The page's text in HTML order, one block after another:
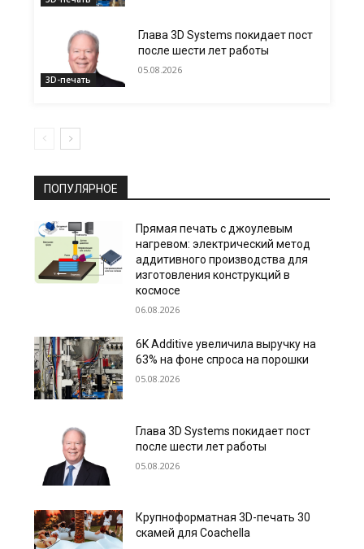
3D-печать
Глава 3D Systems покидает пост
после шести лет работы
05.08.2026
ПОПУЛЯРНОЕ
Прямая печать с джоулевым
нагревом: электрический метод
аддитивного производства для
изготовления конструкций в
космосе
06.08.2026
6K Additive увеличила выручку на
63% на фоне спроса на порошки
05.08.2026
Глава 3D Systems покидает пост
после шести лет работы
05.08.2026
Крупноформатная 3D-печать 30
скамей для Coachella